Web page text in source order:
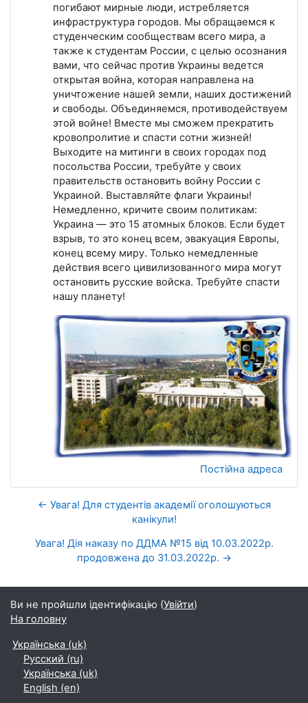
погибают мирные люди, истребляется
инфраструктура городов. Мы обращаемся к
студенческим сообществам всего мира, а
также к студентам России, с целью осознания
вами, что сейчас против Украины ведется
открытая война, которая направлена на
уничтожение нашей земли, наших достижений
и свободы. Объединяемся, противодействуем
этой войне! Вместе мы сможем прекратить
кровопролитие и спасти сотни жизней!
Выходите на митинги в своих городах под
посольства России, требуйте у своих
правительств остановить войну России с
Украиной. Выставляйте флаги Украины!
Немедленно, кричите своим политикам:
Украина — это 15 атомных блоков. Если будет
взрыв, то это конец всем, эвакуация Европы,
конец всему миру. Только немедленные
действия всего цивилизованного мира могут
остановить русские войска. Требуйте спасти
нашу планету!
Постійна адреса
← Увага! Для студентів академії оголошуються
канікули!
Увага! Дія наказу по ДДМА №15 від 10.03.2022р.
продовжена до 31.03.2022р. →
Ви не пройшли ідентифікацію (Увійти)
На головну
Українська ‎(uk)‎
Русский ‎(ru)‎
Українська ‎(uk)‎
English ‎(en)‎